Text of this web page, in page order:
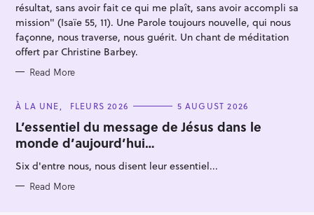
résultat, sans avoir fait ce qui me plaît, sans avoir accompli sa
mission" (Isaïe 55, 11). Une Parole toujours nouvelle, qui nous
façonne, nous traverse, nous guérit. Un chant de méditation
offert par Christine Barbey.
Read More
C
T
E
G
O
I
S
À LA UNE FLEURS 2026 5 AUGUST 2026
L’essentiel du message de Jésus dans le
monde d’aujourd’hui…
Six d'entre nous, nous disent leur essentiel...
Read More